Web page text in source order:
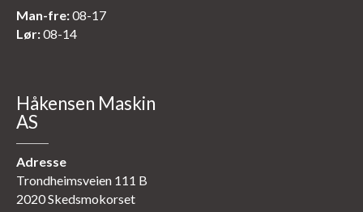
Man-fre:08-17
Lør:08-14
Håkensen Maskin
AS
Adresse
Trondheimsveien 111 B
2020 Skedsmokorset